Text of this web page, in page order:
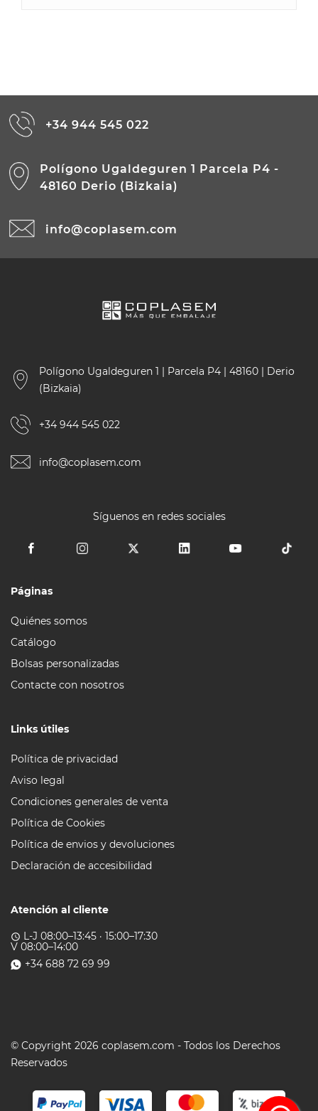
+34 944 545 022
Polígono Ugaldeguren 1 Parcela P4 -
48160 Derio (Bizkaia)
info@coplasem.com
Polígono Ugaldeguren 1 | Parcela P4 | 48160 | Derio
(Bizkaia)
+34 944 545 022
info@coplasem.com
Síguenos en redes sociales
Páginas
Quiénes somos
Catálogo
Bolsas personalizadas
Contacte con nosotros
Links útiles
Política de privacidad
Aviso legal
Condiciones generales de venta
Política de Cookies
Política de envios y devoluciones
Declaración de accesibilidad
Atención al cliente
access_time L-J 08:00–13:45 · 15:00–17:30
V 08:00–14:00
+34 688 72 69 99
© Copyright 2026 coplasem.com - Todos los Derechos
Reservados